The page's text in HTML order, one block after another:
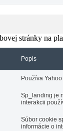
stránky na
Popis
Používa
Sp_landing je
interakcii
Súbor cookie
informácie o